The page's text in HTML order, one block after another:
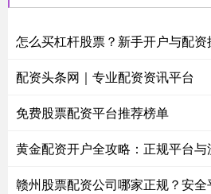
怎么买杠杆股票？新手开户与配资
配资头条网｜专业配资资讯平台
免费股票配资平台推荐榜单
黄金配资开户全攻略：正规平台
赣州股票配资公司哪家正规？安